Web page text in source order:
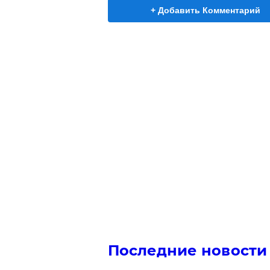
+ Добавить Комментарий
Последние новости